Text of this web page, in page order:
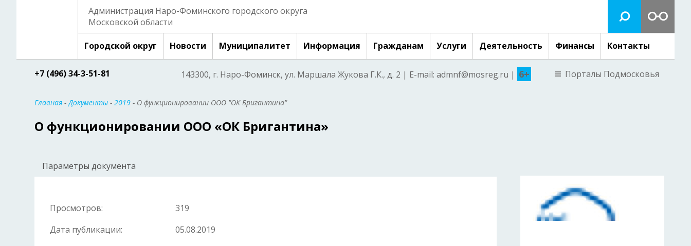
Администрация Наро-Фоминского городского округа
Московской области
Городской округ Новости Муниципалитет Информация Гражданам Услуги Деятельность Финансы Контакты
+7 (496) 34-3-51-81 143300, г. Наро-Фоминск, ул. Маршала Жукова Г.К., д. 2 | E-mail: admnf@mosreg.ru | 6+ Порталы Подмосковья
Главная -Документы - 2019 - О функционировании ООО "ОК Бригантина"
О функционировании ООО «ОК Бригантина»
Параметры документа
Просмотров:
319
Дата публикации:
05.08.2019